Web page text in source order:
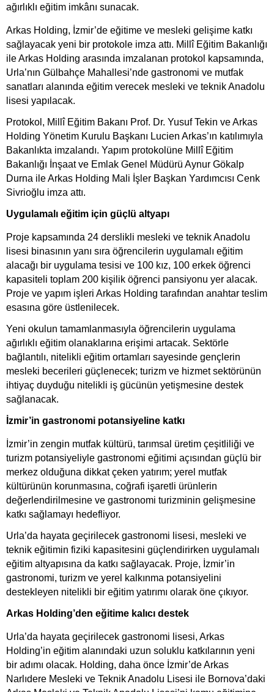
ağırlıklı eğitim imkânı sunacak.
Arkas Holding, İzmir’de eğitime ve mesleki gelişime katkı
sağlayacak yeni bir protokole imza attı. Millî Eğitim Bakanlığı
ile Arkas Holding arasında imzalanan protokol kapsamında,
Urla’nın Gülbahçe Mahallesi’nde gastronomi ve mutfak
sanatları alanında eğitim verecek mesleki ve teknik Anadolu
lisesi yapılacak.
Protokol, Millî Eğitim Bakanı Prof. Dr. Yusuf Tekin ve Arkas
Holding Yönetim Kurulu Başkanı Lucien Arkas’ın katılımıyla
Bakanlıkta imzalandı. Yapım protokolüne Millî Eğitim
Bakanlığı İnşaat ve Emlak Genel Müdürü Aynur Gökalp
Durna ile Arkas Holding Mali İşler Başkan Yardımcısı Cenk
Sivrioğlu imza attı.
Uygulamalı eğitim için güçlü altyapı
Proje kapsamında 24 derslikli mesleki ve teknik Anadolu
lisesi binasının yanı sıra öğrencilerin uygulamalı eğitim
alacağı bir uygulama tesisi ve 100 kız, 100 erkek öğrenci
kapasiteli toplam 200 kişilik öğrenci pansiyonu yer alacak.
Proje ve yapım işleri Arkas Holding tarafından anahtar teslim
esasına göre üstlenilecek.
Yeni okulun tamamlanmasıyla öğrencilerin uygulama
ağırlıklı eğitim olanaklarına erişimi artacak. Sektörle
bağlantılı, nitelikli eğitim ortamları sayesinde gençlerin
mesleki becerileri güçlenecek; turizm ve hizmet sektörünün
ihtiyaç duyduğu nitelikli iş gücünün yetişmesine destek
sağlanacak.
İzmir’in gastronomi potansiyeline katkı
İzmir’in zengin mutfak kültürü, tarımsal üretim çeşitliliği ve
turizm potansiyeliyle gastronomi eğitimi açısından güçlü bir
merkez olduğuna dikkat çeken yatırım; yerel mutfak
kültürünün korunmasına, coğrafi işaretli ürünlerin
değerlendirilmesine ve gastronomi turizminin gelişmesine
katkı sağlamayı hedefliyor.
Urla’da hayata geçirilecek gastronomi lisesi, mesleki ve
teknik eğitimin fiziki kapasitesini güçlendirirken uygulamalı
eğitim altyapısına da katkı sağlayacak. Proje, İzmir’in
gastronomi, turizm ve yerel kalkınma potansiyelini
destekleyen nitelikli bir eğitim yatırımı olarak öne çıkıyor.
Arkas Holding’den eğitime kalıcı destek
Urla’da hayata geçirilecek gastronomi lisesi, Arkas
Holding’in eğitim alanındaki uzun soluklu katkılarının yeni
bir adımı olacak. Holding, daha önce İzmir’de Arkas
Narlıdere Mesleki ve Teknik Anadolu Lisesi ile Bornova’daki